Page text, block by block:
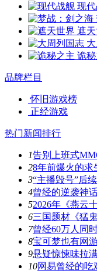
现
遮
诡
品牌栏目
怀旧游戏榜
正经游戏
热门新闻排行
1告别上班式
28年前爆火的求
3“主播毁号”后
4曾经的逆袭神
52026年《燕云
6三国题材《猛
7曾经60万人同
8宝可梦也有网
9悬疑惊悚味拉
10网易曾经的吃